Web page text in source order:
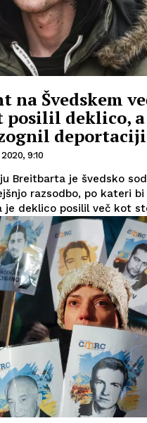
na Švedskem
posilil deklico,
deportaciji
2020, 9:10
Breitbarta je švedsko
razsodbo, po kateri
je deklico posilil več kot